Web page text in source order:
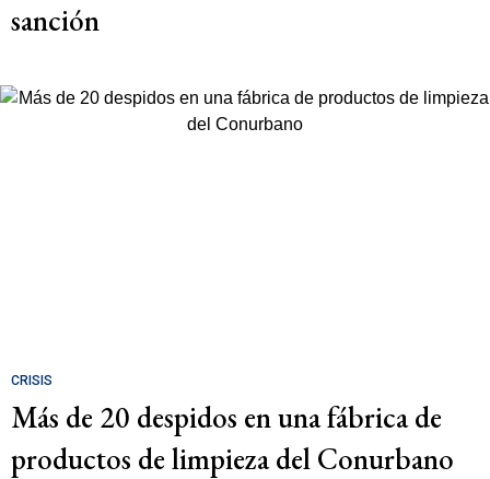
sanción
CRISIS
Más de 20 despidos en una fábrica de
productos de limpieza del Conurbano